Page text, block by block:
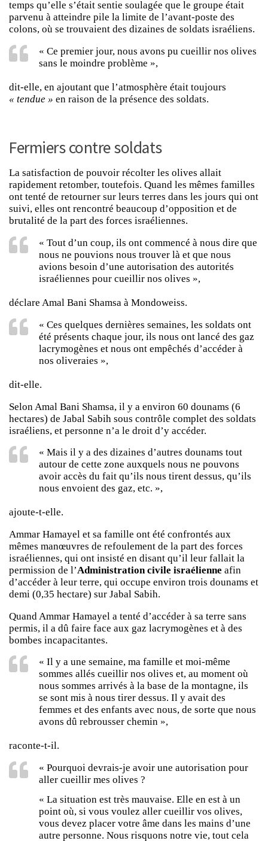
temps qu’elle s’était sentie soulagée que le groupe était
parvenu à atteindre pile la limite de l’avant-poste des
colons, où se trouvaient des dizaines de soldats israéliens.
« Ce premier jour, nous avons pu cueillir nos olives
sans le moindre problème »,
dit-elle, en ajoutant que l’atmosphère était toujours
« tendue » en raison de la présence des soldats.
Fermiers contre soldats
La satisfaction de pouvoir récolter les olives allait
rapidement retomber, toutefois. Quand les mêmes familles
ont tenté de retourner sur leurs terres dans les jours qui ont
suivi, elles ont rencontré beaucoup d’opposition et de
brutalité de la part des forces israéliennes.
« Tout d’un coup, ils ont commencé à nous dire que
nous ne pouvions nous trouver là et que nous
avions besoin d’une autorisation des autorités
israéliennes pour cueillir nos olives »,
déclare Amal Bani Shamsa à Mondoweiss.
« Ces quelques dernières semaines, les soldats ont
été présents chaque jour, ils nous ont lancé des gaz
lacrymogènes et nous ont empêchés d’accéder à
nos oliveraies »,
dit-elle.
Selon Amal Bani Shamsa, il y a environ 60 dounams (6
hectares) de Jabal Sabih sous contrôle complet des soldats
israéliens, et personne n’a le droit d’y accéder.
« Mais il y a des dizaines d’autres dounams tout
autour de cette zone auxquels nous ne pouvons
avoir accès du fait qu’ils nous tirent dessus, qu’ils
nous envoient des gaz, etc. »,
ajoute-t-elle.
Ammar Hamayel et sa famille ont été confrontés aux
mêmes manœuvres de refoulement de la part des forces
israéliennes, qui ont insisté en disant qu’il leur fallait la
permission de l’Administration civile israélienne afin
d’accéder à leur terre, qui occupe environ trois dounams et
demi (0,35 hectare) sur Jabal Sabih.
Quand Ammar Hamayel a tenté d’accéder à sa terre sans
permis, il a dû faire face aux gaz lacrymogènes et à des
bombes incapacitantes.
« Il y a une semaine, ma famille et moi-même
sommes allés cueillir nos olives et, au moment où
nous sommes arrivés à la base de la montagne, ils
se sont mis à nous tirer dessus. Il y avait des
femmes et des enfants avec nous, de sorte que nous
avons dû rebrousser chemin »,
raconte-t-il.
« Pourquoi devrais-je avoir une autorisation pour
aller cueillir mes olives ?
« La situation est très mauvaise. Elle en est à un
point où, si vous voulez aller cueillir vos olives,
vous devez placer votre âme dans les mains d’une
autre personne. Nous risquons notre vie, tout cela